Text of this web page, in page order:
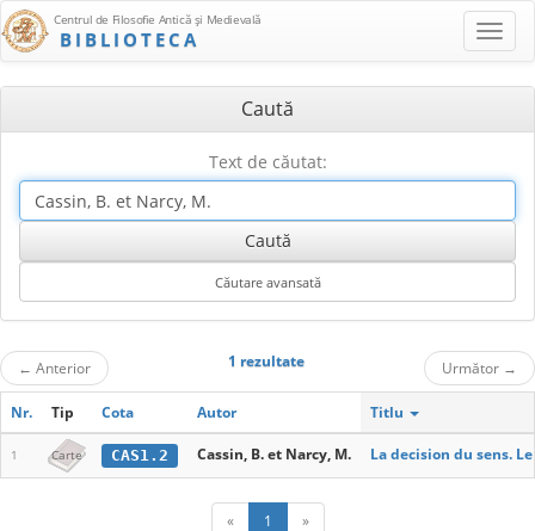
Centrul de Filosofie Antică şi Medievală
BIBLIOTECA
Caută
Text de căutat:
← Anterior 1 rezultate Următor →
Nr. Tip Cota Autor Titlu
1 Carte CAS1.2 Cassin, B. et Narcy, M. La decision du sens.
« 1 »